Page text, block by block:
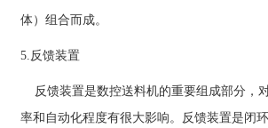
体）组合而成。
5.反馈装置
反馈装置是数控送料机的重要组成部分，
率和自动化程度有很大影响。反馈装置是闭